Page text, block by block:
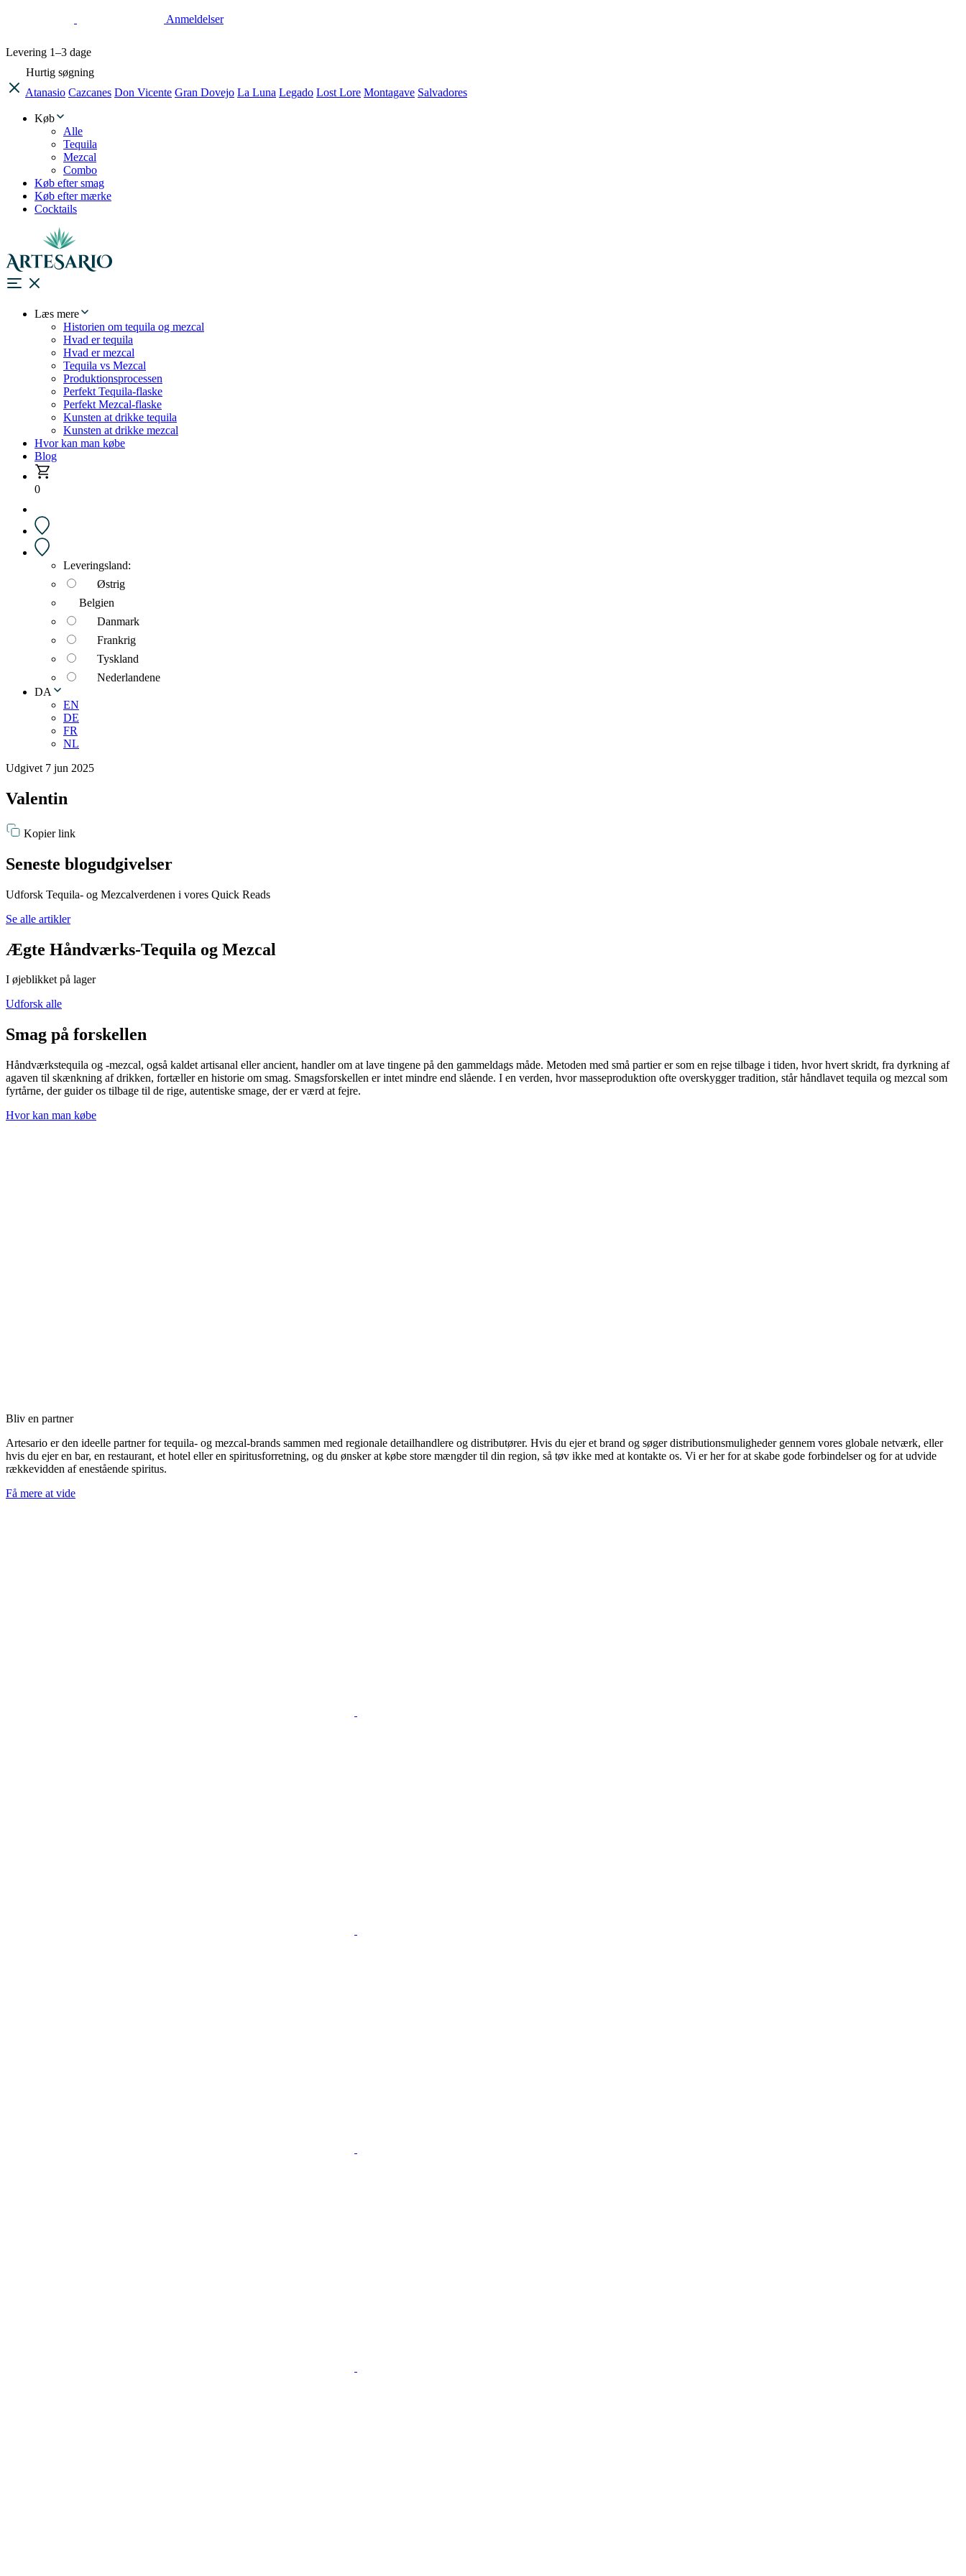
Anmeldelser
Levering 1–3 dage
Hurtig søgning
Atanasio Cazcanes Don Vicente Gran Dovejo La Luna Legado Lost Lore Montagave Salvadores
Køb
Alle
Tequila
Mezcal
Combo
Køb efter smag
Køb efter mærke
Cocktails
Læs mere
Historien om tequila og mezcal
Hvad er tequila
Hvad er mezcal
Tequila vs Mezcal
Produktionsprocessen
Perfekt Tequila-flaske
Perfekt Mezcal-flaske
Kunsten at drikke tequila
Kunsten at drikke mezcal
Hvor kan man købe
Blog
0
Leveringsland:
Østrig
Belgien
Danmark
Frankrig
Tyskland
Nederlandene
DA
EN
DE
FR
NL
Udgivet 7 jun 2025
Valentin
Kopier link
Seneste blogudgivelser
Udforsk Tequila- og Mezcalverdenen i vores Quick Reads
Se alle artikler
Ægte Håndværks-Tequila og Mezcal
I øjeblikket på lager
Udforsk alle
Smag på forskellen
Håndværkstequila og -mezcal, også kaldet artisanal eller ancient, handler om at lave tingene på den gammeldags måde. Metoden med små partier er som en rejse tilbage i tiden, hvor hvert skridt, fra dyrkning af
agaven til skænkning af drikken, fortæller en historie om smag. Smagsforskellen er intet mindre end slående. I en verden, hvor masseproduktion ofte overskygger tradition, står håndlavet tequila og mezcal som
fyrtårne, der guider os tilbage til de rige, autentiske smage, der er værd at fejre.
Hvor kan man købe
Bliv en partner
Artesario er den ideelle partner for tequila- og mezcal-brands sammen med regionale detailhandlere og distributører. Hvis du ejer et brand og søger distributionsmuligheder gennem vores globale netværk, eller
hvis du ejer en bar, en restaurant, et hotel eller en spiritusforretning, og du ønsker at købe store mængder til din region, så tøv ikke med at kontakte os. Vi er her for at skabe gode forbindelser og for at udvide
rækkevidden af enestående spiritus.
Få mere at vide